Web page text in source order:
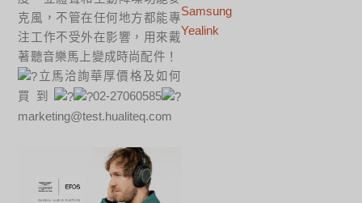
克風，不管在任何地方都能專
注工作不受外在影響，用來戴
著聽音樂馬上變成時尚配件！
立馬洽詢華厚價格及如何
買到
02-27060585
marketing@test.hualiteq.com
Samsung
Yealink